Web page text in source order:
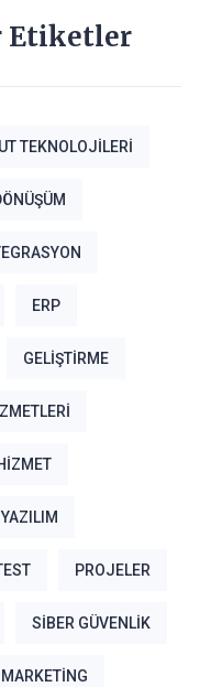
Etiketler
TEKNOLOJILERI
ERP
GELIŞTIRME
PROJELER
SIBER GÜVENLIK